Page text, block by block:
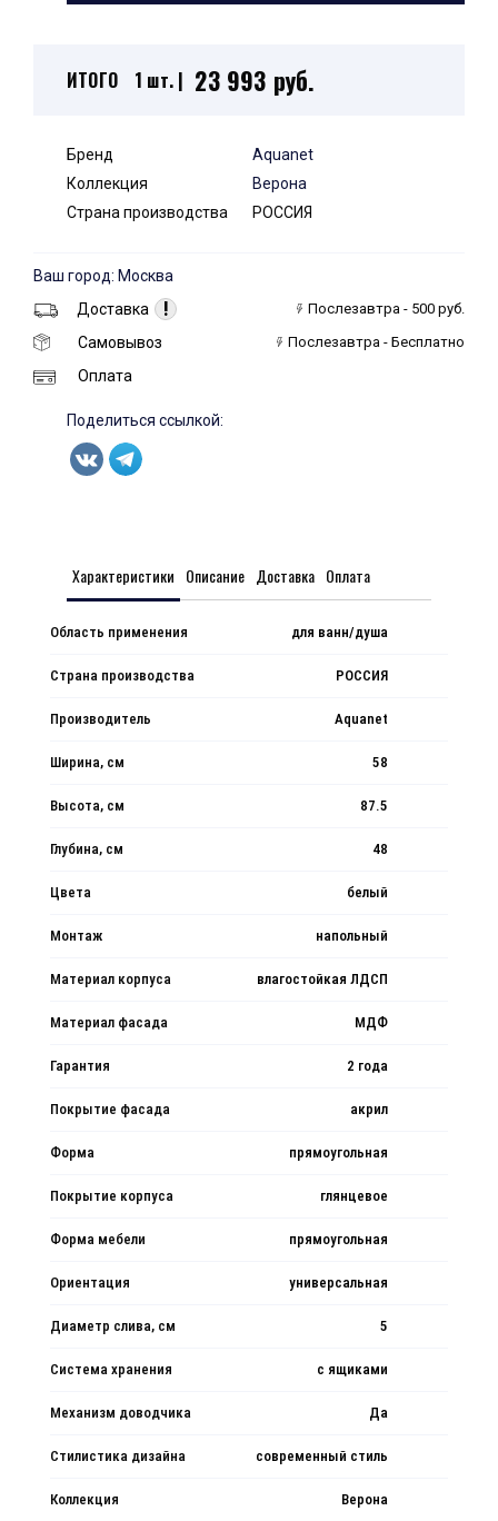
ИТОГО 1 шт. | 23 993 руб.
Бренд
Aquanet
Коллекция
Верона
Страна производства
РОССИЯ
Ваш город: Москва
Доставка
! Послезавтра - 500 руб.
Самовывоз Послезавтра - Бесплатно
Оплата
Поделиться ссылкой:
Характеристики Описание Доставка Оплата
Область применения для ванн/душа
Страна производства РОССИЯ
Производитель Aquanet
Ширина, см 58
Высота, см 87.5
Глубина, см 48
Цвета белый
Монтаж напольный
Материал корпуса влагостойкая ЛДСП
Материал фасада МДФ
Гарантия 2 года
Покрытие фасада акрил
Форма прямоугольная
Покрытие корпуса глянцевое
Форма мебели прямоугольная
Ориентация универсальная
Диаметр слива, см 5
Система хранения с ящиками
Механизм доводчика Да
Стилистика дизайна современный стиль
Коллекция Верона